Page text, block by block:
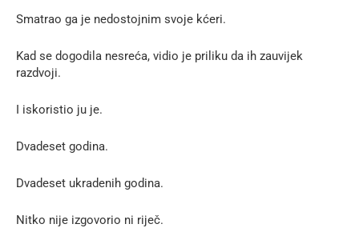
Smatrao ga je nedostojnim svoje kćeri.
Kad se dogodila nesreća, vidio je priliku da ih zauvijek
razdvoji.
I iskoristio ju je.
Dvadeset godina.
Dvadeset ukradenih godina.
Nitko nije izgovorio ni riječ.